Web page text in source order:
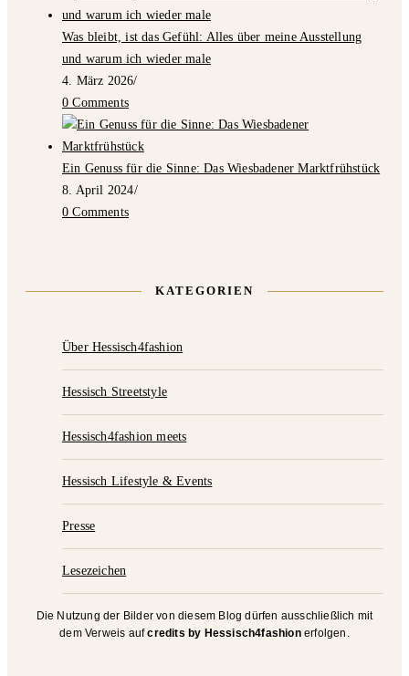
Was bleibt, ist das Gefühl: Alles über meine Ausstellung
und warum ich wieder male
4. März 2026/
0 Comments
Ein Genuss für die Sinne: Das Wiesbadener Marktfrühstück
8. April 2024/
0 Comments
KATEGORIEN
Über Hessisch4fashion
Hessisch Streetstyle
Hessisch4fashion meets
Hessisch Lifestyle & Events
Presse
Lesezeichen
Die Nutzung der Bilder von diesem Blog dürfen ausschließlich mit
dem Verweis aufcredits by Hessisch4fashionerfolgen.